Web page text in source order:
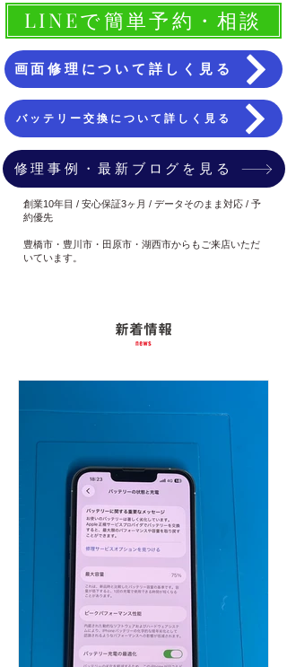
LINEで簡単予約・相談
画面修理について詳しく見る
バッテリー交換について詳しく見る
修理事例・最新ブログを見る
創業10年目 / 安心保証3ヶ月 / データそのまま対応 / 予
約優先
豊橋市・豊川市・田原市・湖西市からもご来店いただ
いています。